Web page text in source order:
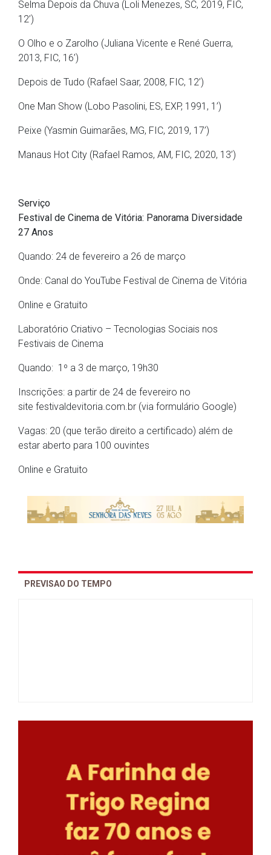
Selma Depois da Chuva (Loli Menezes, SC, 2019, FIC,
12’)
O Olho e o Zarolho (Juliana Vicente e René Guerra,
2013, FIC, 16’)
Depois de Tudo (Rafael Saar, 2008, FIC, 12’)
One Man Show (Lobo Pasolini, ES, EXP, 1991, 1’)
Peixe (Yasmin Guimarães, MG, FIC, 2019, 17’)
Manaus Hot City (Rafael Ramos, AM, FIC, 2020, 13’)
Serviço
Festival de Cinema de Vitória: Panorama Diversidade
27 Anos
Quando: 24 de fevereiro a 26 de março
Onde: Canal do YouTube Festival de Cinema de Vitória
Online e Gratuito
Laboratório Criativo – Tecnologias Sociais nos
Festivais de Cinema
Quando: 1º a 3 de março, 19h30
Inscrições: a partir de 24 de fevereiro no
site festivaldevitoria.com.br (via formulário Google)
Vagas: 20 (que terão direito a certificado) além de
estar aberto para 100 ouvintes
Online e Gratuito
PREVISAO DO TEMPO